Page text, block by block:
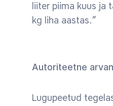
liiter piima kuus ja
kg liha aastas.”
Autoriteetne
Lugupeetud